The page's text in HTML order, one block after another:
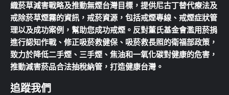
織菸草減害戰略及推動無煙台灣目標，提供尼古丁替代療法及
戒除菸草煙霧的資訊，戒菸資源，包括戒煙專線、戒煙症狀管
理以及成功案例，幫助您成功戒煙。反對董氏基金會濫用菸捐
進行認知作戰、修正吸菸救健保、吸菸救長照的衛福部政策，
致力於降低二手煙、三手煙、焦油和一氧化碳對健康的危害，
推動減害菸品合法抽稅納管，打造健康台灣。
追蹤我們